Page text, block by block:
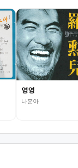
영영
나훈아